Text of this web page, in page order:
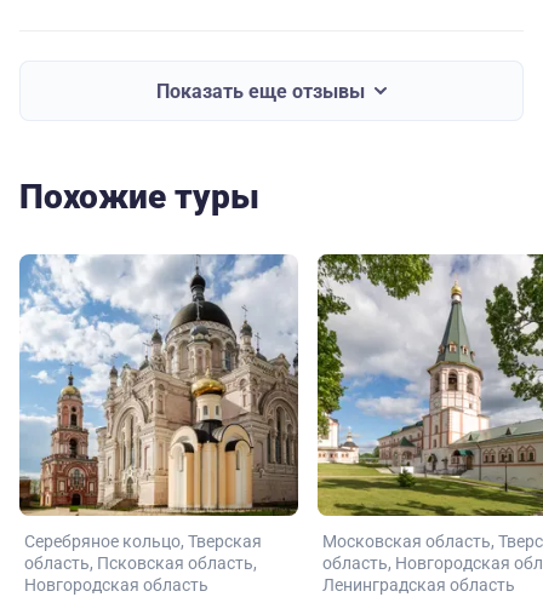
Показать еще отзывы
Похожие туры
Серебряное кольцо Тверская
область Псковская область
Новгородская область
Московская область
область Новгородская
Ленинградская область